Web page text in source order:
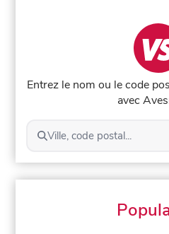
Entrez le nom ou le code
avec
Ville, code postal...